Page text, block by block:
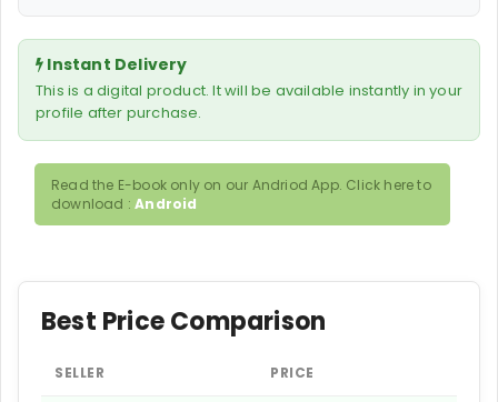
Instant Delivery
This is a digital product. It will be available instantly in your
profile after purchase.
Read the E-book only on our Andriod App. Click here to
download :Android
Best Price Comparison
SELLER PRICE